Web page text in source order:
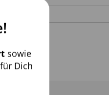
sowie
Dich